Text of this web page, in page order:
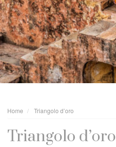
Home Triangolo d’oro
Triangolo d’oro